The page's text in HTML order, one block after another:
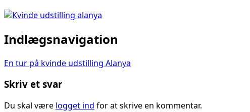
Indlægsnavigation
En tur på kvinde udstilling Alanya
Skriv et svar
Du skal være logget ind for at skrive en kommentar.